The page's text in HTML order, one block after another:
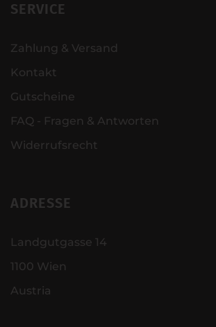
SERVICE
Zahlung & Versand
Kontakt
Gutscheine
FAQ - Fragen & Antworten
Widerrufsrecht
ADRESSE
Landgutgasse 14
1100 Wien
Austria